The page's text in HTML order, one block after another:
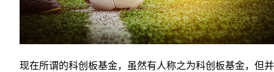
现在所谓的科创板基金，虽然有人称之为科创板基金，但并